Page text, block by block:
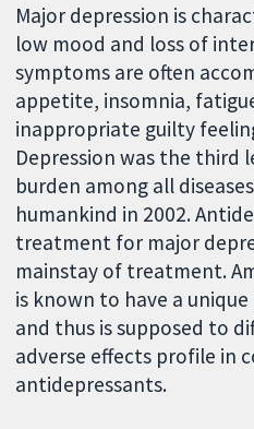
Major depression is
low mood and loss of
symptoms are often
appetite, insomnia,
inappropriate guilty
Depression was the third
burden among all
humankind in 2002.
treatment for major
mainstay of treatment.
is known to have a
and thus is supposed to
adverse effects profile in
antidepressants.